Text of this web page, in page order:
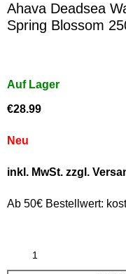
Ahava Deadsea
Spring Blossom
€28.99
Neu
inkl. MwSt. zzgl.
Ab 50€ Bestellwert: